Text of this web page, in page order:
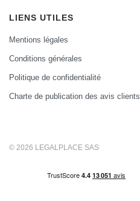
LIENS UTILES
Mentions légales
Conditions générales
Politique de confidentialité
Charte de publication des avis clients
© 2026 LEGALPLACE SAS